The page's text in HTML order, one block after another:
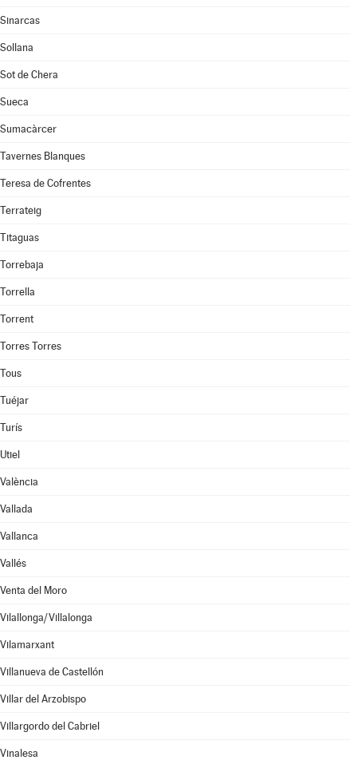
Sinarcas
Sollana
Sot de Chera
Sueca
Sumacàrcer
Tavernes Blanques
Teresa de Cofrentes
Terrateig
Titaguas
Torrebaja
Torrella
Torrent
Torres Torres
Tous
Tuéjar
Turís
Utiel
València
Vallada
Vallanca
Vallés
Venta del Moro
Vilallonga/Villalonga
Vilamarxant
Villanueva de Castellón
Villar del Arzobispo
Villargordo del Cabriel
Vinalesa